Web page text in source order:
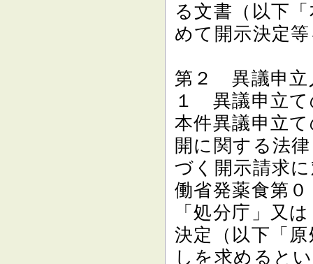
る文書（以下
めて開示決定
第２ 異議申立
１ 異議申立て
本件異議申立
開に関する法
づく開示請求
働省発薬食第
「処分庁」又
決定（以下「
しを求めると